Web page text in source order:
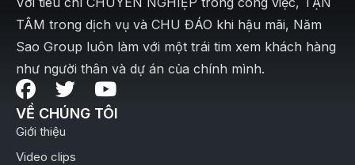
TÂM trong dịch vụ và CHU ĐÁO khi hậu mãi, Năm
Sao Group luôn làm với một trái tim xem khách hàng
như người thân và dự án của chính mình.
VỀ CHÚNG TÔI
Giới thiệu
Video clips